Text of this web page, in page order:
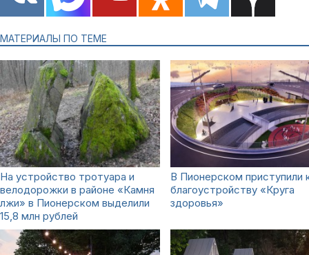
МАТЕРИАЛЫ ПО ТЕМЕ
На устройство тротуара и
велодорожки в районе «Камня
лжи» в Пионерском выделили
15,8 млн рублей
В Пионерском приступили
благоустройству «‎Круга
здоровья»‎